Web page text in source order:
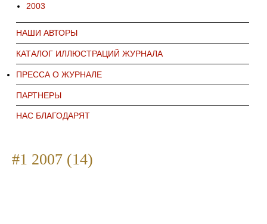
2003
НАШИ АВТОРЫ
КАТАЛОГ ИЛЛЮСТРАЦИЙ ЖУРНАЛА
ПРЕССА О ЖУРНАЛЕ
ПАРТНЕРЫ
НАС БЛАГОДАРЯТ
#1 2007 (14)